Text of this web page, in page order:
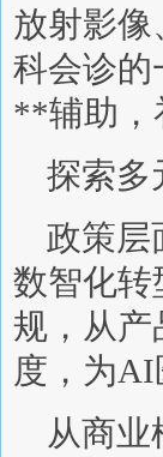
放射影
科会诊的
**辅助，
探索多
政策层
数智化转
规，从产
度，为
从商